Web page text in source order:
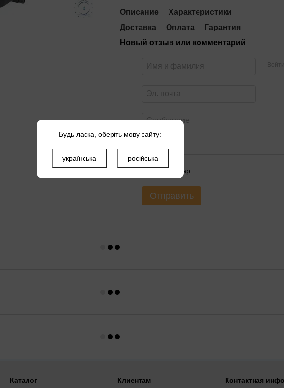
Описание
Характеристики
Доставка
Оплата
Гарантия
Новый отзыв или комментарий
Оцените товар
Отправить
Каталог Клиентам Контактная
Будь ласка, оберіть мову сайту:
українська російська